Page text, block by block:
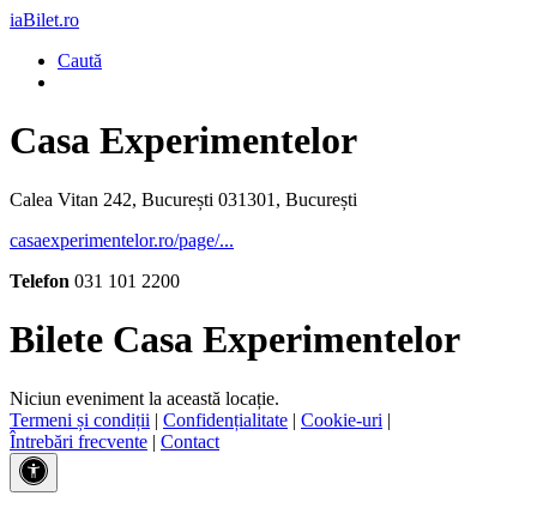
iaBilet.ro
Caută
Casa Experimentelor
Calea Vitan 242, București 031301, București
casaexperimentelor.ro/page/...
Telefon 031 101 2200
Bilete Casa Experimentelor
Niciun eveniment la această locație.
Termeni și condiții | Confidențialitate | Cookie-uri |
Întrebări frecvente | Contact